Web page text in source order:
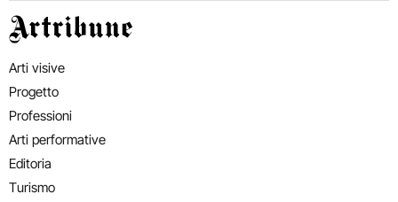
Artribune
Arti visive
Progetto
Professioni
Arti performative
Editoria
Turismo